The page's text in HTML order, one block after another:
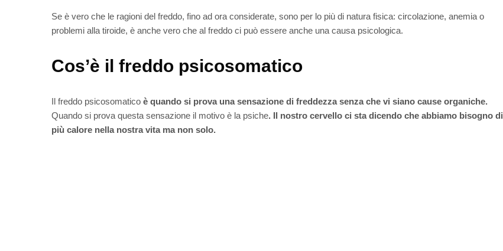
Se è vero che le ragioni del freddo, fino ad ora considerate, sono per lo più di natura fisica: circolazione, anemia o
problemi alla tiroide, è anche vero che al freddo ci può essere anche una causa psicologica.
Cos’è il freddo psicosomatico
Il freddo psicosomatico è quando si prova una sensazione di freddezza senza che vi siano cause organiche.
Quando si prova questa sensazione il motivo è la psiche. Il nostro cervello ci sta dicendo che abbiamo bisogno di
più calore nella nostra vita ma non solo.